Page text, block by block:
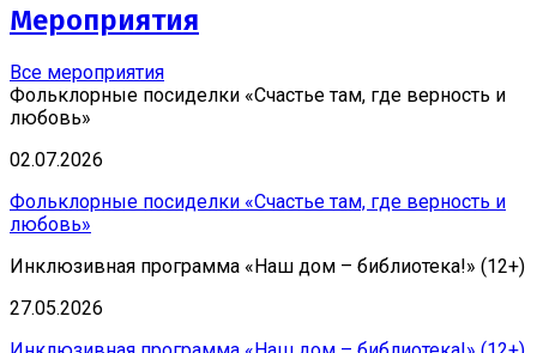
Мероприятия
Все мероприятия
Фольклорные посиделки «Счастье там, где верность и
любовь»
02.07.2026
Фольклорные посиделки «Счастье там, где верность и
любовь»
Инклюзивная программа «Наш дом – библиотека!» (12+)
27.05.2026